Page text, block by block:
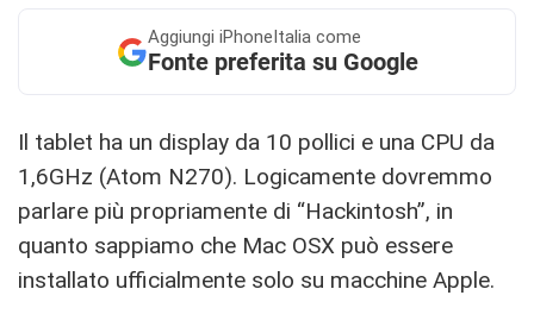
Aggiungi iPhoneItalia come
Fonte preferita su Google
Il tablet ha un display da 10 pollici e una CPU da
1,6GHz (Atom N270). Logicamente dovremmo
parlare più propriamente di “Hackintosh”, in
quanto sappiamo che Mac OSX può essere
installato ufficialmente solo su macchine Apple.